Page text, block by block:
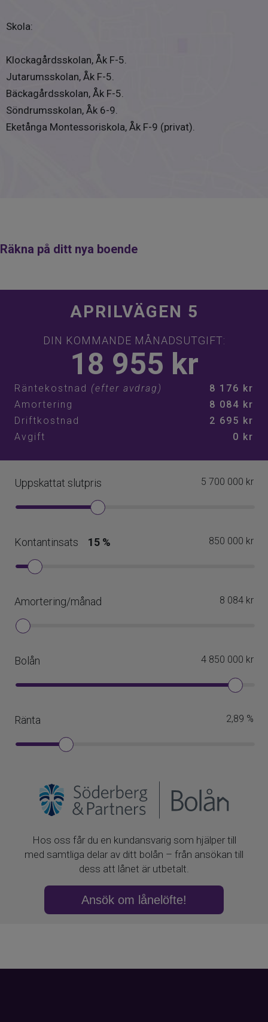
Skola:
Klockagårdsskolan, Åk F-5.
Jutarumsskolan, Åk F-5.
Bäckagårdsskolan, Åk F-5.
Söndrumsskolan, Åk 6-9.
Eketånga Montessoriskola, Åk F-9 (privat).
Räkna på ditt nya boende